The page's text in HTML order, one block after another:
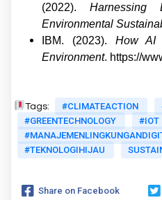
(2022). Harnessing
Environmental
IBM. (2023). How AI
Environment. https://
Tags: #CLIMATEACTION
#GREENTECHNOLOGY
#IOT
#TEKNOLOGIHIJAU
Share on Facebook